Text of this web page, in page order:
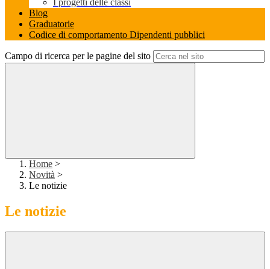
I progetti delle classi
Blog
Graduatorie
Codice di comportamento Dipendenti pubblici
Campo di ricerca per le pagine del sito
Home >
Novità >
Le notizie
Le notizie